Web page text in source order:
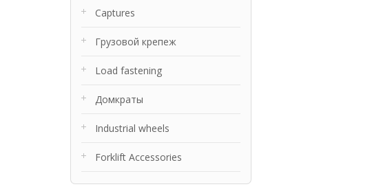
Captures
Грузовой крепеж
Load fastening
Домкраты
Industrial wheels
Forklift Accessories